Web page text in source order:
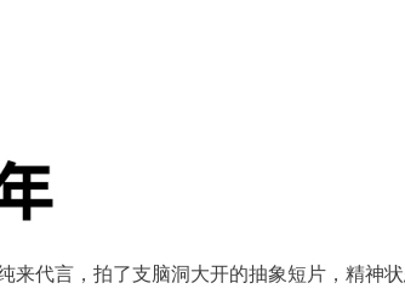
来代言，拍了支脑洞大开的抽象短片，精神